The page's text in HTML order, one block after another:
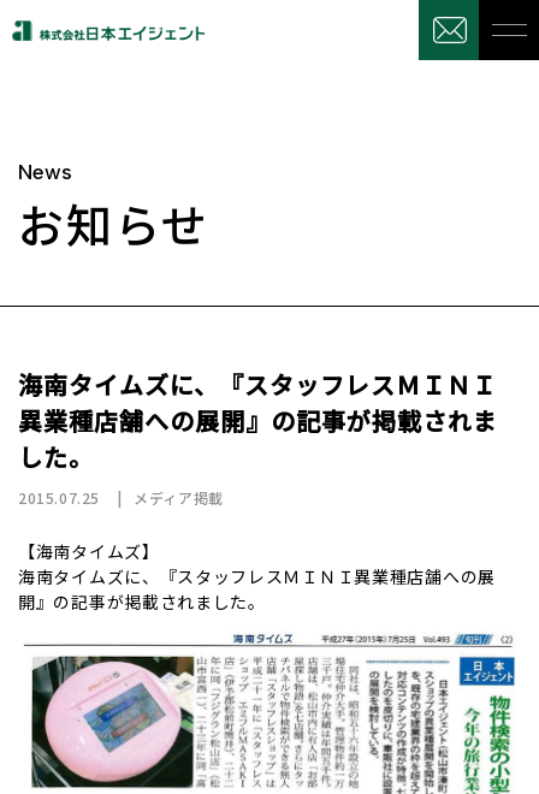
News
お知らせ
海南タイムズに、『スタッフレスＭＩＮＩ
異業種店舗への展開』の記事が掲載されま
した。
2015.07.25 メディア掲載
【海南タイムズ】
海南タイムズに、『スタッフレスＭＩＮＩ異業種店舗への展
開』の記事が掲載されました。